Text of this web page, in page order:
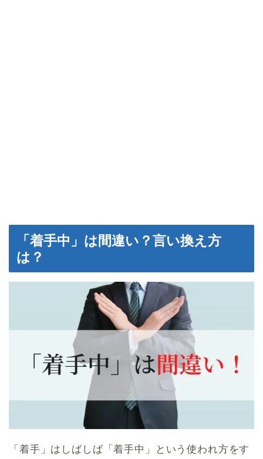
「着手中」は間違い？言い換え方
は？
「着手」はしばしば「着手中」という使われ方をす